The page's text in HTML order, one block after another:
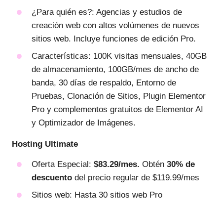
¿Para quién es?: Agencias y estudios de
creación web con altos volúmenes de nuevos
sitios web. Incluye funciones de edición Pro.
Características: 100K visitas mensuales, 40GB
de almacenamiento, 100GB/mes de ancho de
banda, 30 días de respaldo, Entorno de
Pruebas, Clonación de Sitios, Plugin Elementor
Pro y complementos gratuitos de Elementor AI
y Optimizador de Imágenes.
Hosting Ultimate
Oferta Especial: $83.29/mes. Obtén 30% de
descuento del precio regular de $119.99/mes
Sitios web: Hasta 30 sitios web Pro